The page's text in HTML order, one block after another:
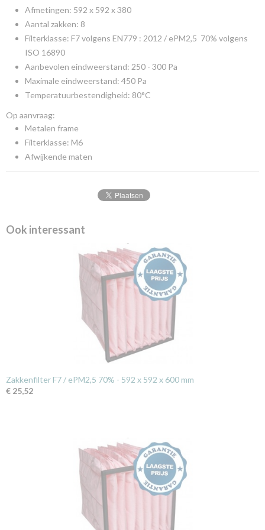
Afmetingen: 592 x 592 x 380
Aantal zakken: 8
Filterklasse: F7 volgens EN779 : 2012 / ePM2,5 70% volgens
ISO 16890
Aanbevolen eindweerstand: 250 - 300 Pa
Maximale eindweerstand: 450 Pa
Temperatuurbestendigheid: 80°C
Op aanvraag:
Metalen frame
Filterklasse: M6
Afwijkende maten
Ook interessant
Zakkenfilter F7 / ePM2,5 70% - 592 x 592 x 600 mm
€ 25,52